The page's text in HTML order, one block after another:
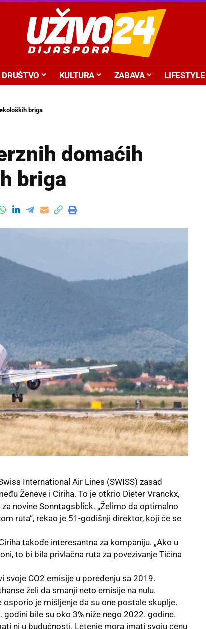
DRUŠTVO KULTURA ZABAVA LIFESTYLE
briga
domaćih
briga
International Air Lines (SWISS) zasad
Ženeve i Ciriha. To je otkrio Dieter Vranckx,
novine Sonntagsblick. „Želimo da optimalno
ruta“, rekao je 51-godišnji direktor, koji će se
takođe interesantna za kompaniju. „Ako u
to bi bila privlačna ruta za povezivanje Tićina
CO2 emisije u poređenju sa 2019.
želi da smanji neto emisije na nulu.
je mišljenje da su one postale skuplje.
bile su oko 3% niže nego 2022. godine.
ni u budućnosti. Letenje mora imati svoju cenu